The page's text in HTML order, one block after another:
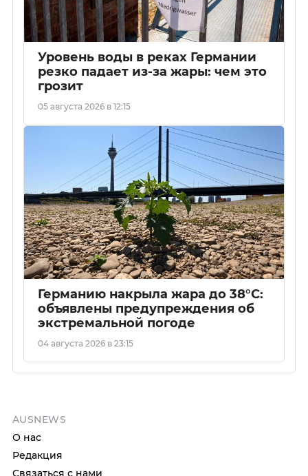
Уровень воды в реках Германии
резко падает из-за жары: чем это
грозит
05 августа 2026 в 12:15
Германию накрыла жара до 38°C:
объявлены предупреждения об
экстремальной погоде
04 августа 2026 в 23:15
AUSNEWS
О нас
Редакция